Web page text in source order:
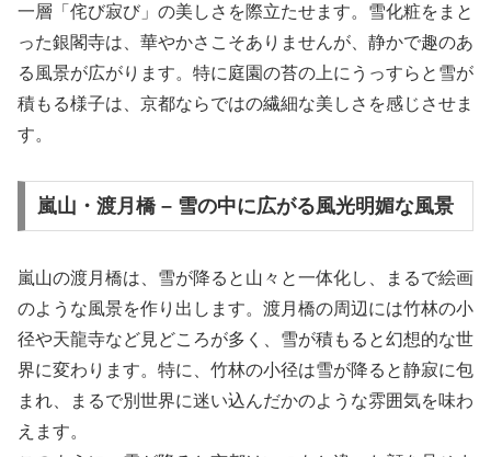
一層「侘び寂び」の美しさを際立たせます。雪化粧をまと
った銀閣寺は、華やかさこそありませんが、静かで趣のあ
る風景が広がります。特に庭園の苔の上にうっすらと雪が
積もる様子は、京都ならではの繊細な美しさを感じさせま
す。
嵐山・渡月橋 – 雪の中に広がる風光明媚な風景
嵐山の渡月橋は、雪が降ると山々と一体化し、まるで絵画
のような風景を作り出します。渡月橋の周辺には竹林の小
径や天龍寺など見どころが多く、雪が積もると幻想的な世
界に変わります。特に、竹林の小径は雪が降ると静寂に包
まれ、まるで別世界に迷い込んだかのような雰囲気を味わ
えます。